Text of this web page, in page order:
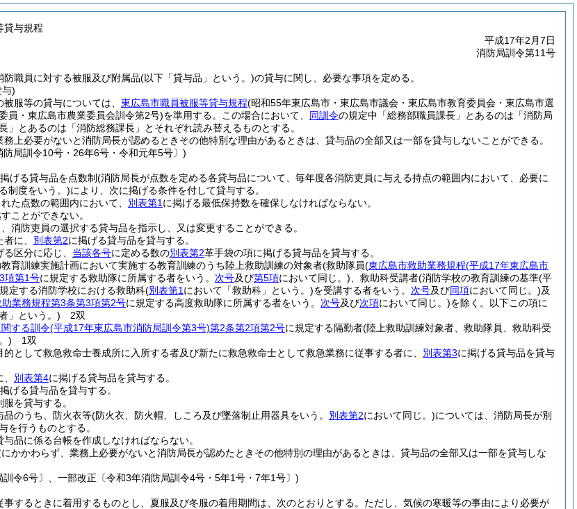
貸与規程
平成17年2月7日
消防局訓令第11号
防職員に対する被服及び附属品(以下「貸与品」という。)の貸与に関し、必要な事項を定める。
)
服等の貸与については、 東広島市職員被服等貸与規程(昭和55年東広島市・東広島市議会・東広島市教育委員会・東広島市選
員・東広島市農業委員会訓令第2号)を準用する。 この場合において、 同訓令の規定中「総務部職員課長」とあるのは「消防局
」とあるのは「消防総務課長」とそれぞれ読み替えるものとする。
上必要がないと消防局長が認めるときその他特別な理由があるときは、貸与品の全部又は一部を貸与しないことができる。
局訓令10号・26年6号・令和元年5号〕)
げる貸与品を点数制(消防局長が点数を定める各貸与品について、毎年度各消防吏員に与える持点の範囲内において、必要に
制度をいう。)により、次に掲げる条件を付して貸与する。
た点数の範囲内において、 別表第1 に掲げる最低保持数を確保しなければならない。
ことができない。
消防吏員の選択する貸与品を指示し、又は変更することができる。
に、 別表第2に掲げる貸与品を貸与する。
る区分に応じ、 当該各号に定める数の別表第2革手袋の項に掲げる貸与品を貸与する。
育訓練実施計画において実施する教育訓練のうち陸上救助訓練の対象者(救助隊員(東広島市救助業務規程(平成17年東広島市
項第1号に規定する救助隊に所属する者をいう。 次号及び第5項において同じ。) 、救助科受講者(消防学校の教育訓練の基準(平
定する消防学校における救助科(別表第1 において「救助科」という。)を受講する者をいう。 次号及び同項において同じ。)及
業務規程第3条第3項第2号に規定する高度救助隊に所属する者をいう。 次号及び次項において同じ。)を除く。以下この項に
」という。) 2双
する訓令(平成17年東広島市消防局訓令第3号)第2条第2項第2号に規定する隔勤者(陸上救助訓練対象者、救助隊員、救助科受
) 1双
として救急救命士養成所に入所する者及び新たに救急救命士として救急業務に従事する者に、 別表第3に掲げる貸与品を貸与
別表第4に掲げる貸与品を貸与する。
げる貸与品を貸与する。
を貸与する。
品のうち、防火衣等(防火衣、防火帽、しころ及び墜落制止用器具をいう。 別表第2において同じ。)については、消防局長が別
を行うものとする。
品に係る台帳を作成しなければならない。
にかかわらず、業務上必要がないと消防局長が認めたときその他特別の理由があるときは、貸与品の全部又は一部を貸与しな
令6号〕、一部改正〔令和3年消防局訓令4号・5年1号・7年1号〕)
するときに着用するものとし、夏服及び冬服の着用期間は、次のとおりとする。 ただし、気候の寒暖等の事由により必要が